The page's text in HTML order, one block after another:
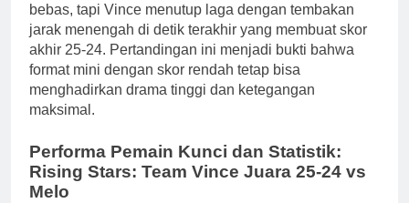
bebas, tapi Vince menutup laga dengan tembakan
jarak menengah di detik terakhir yang membuat skor
akhir 25-24. Pertandingan ini menjadi bukti bahwa
format mini dengan skor rendah tetap bisa
menghadirkan drama tinggi dan ketegangan
maksimal.
Performa Pemain Kunci dan Statistik:
Rising Stars: Team Vince Juara 25-24 vs
Melo